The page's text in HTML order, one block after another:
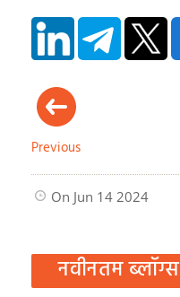
Previous
On Jun 14 2024
नवीनतम ब्लॉग्स